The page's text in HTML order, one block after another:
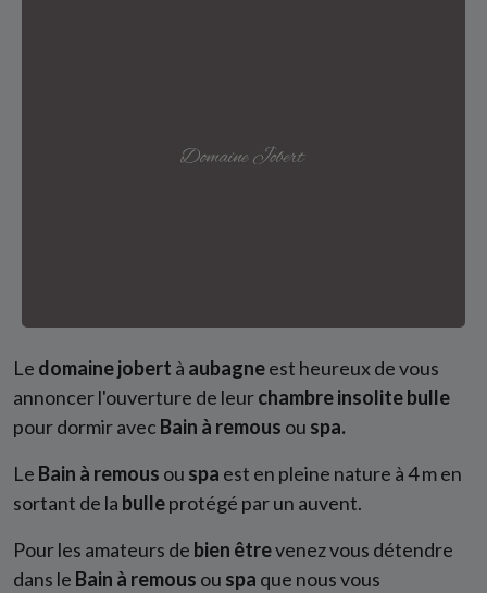
Le domaine jobert à aubagneest heureux de vous
annoncer l'ouverture de leurchambre insolitebulle
pour dormir avec Bain à remous ou spa.
Le Bain à remous ou spa est en pleine nature à 4 m en
sortant de la bulleprotégé par un auvent.
Pour les amateurs de bien êtrevenez vous détendre
dans le Bain à remous ou spa que nous vous